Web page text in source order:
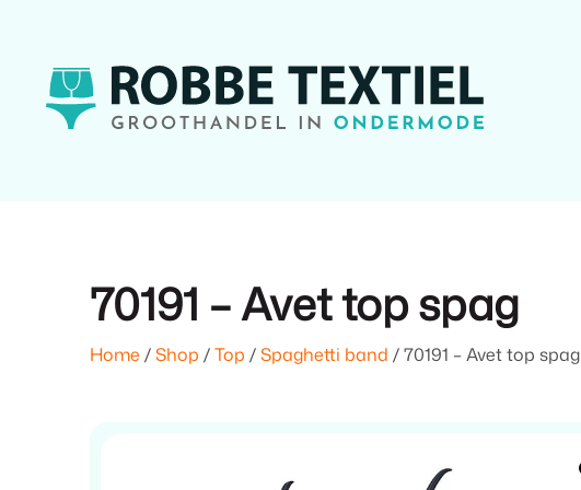
70191 – Avet top spag
Home /Shop /Top /Spaghetti band / 70191 – Avet top spag